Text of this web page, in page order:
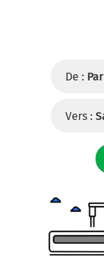
De :
Vers :